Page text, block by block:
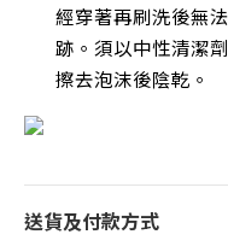
經穿著再刷洗後無
跡。須以中性清潔
擦去泡沫後陰乾 。
送貨及付款方式